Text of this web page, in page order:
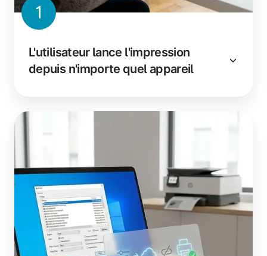
1
L'utilisateur lance l'impression
depuis n'importe quel appareil